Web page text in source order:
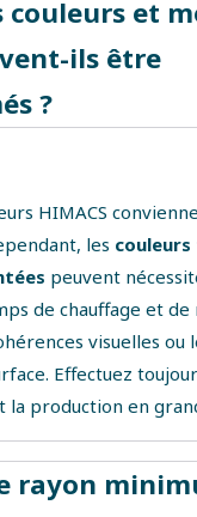
couleurs et
ils être
?
HIMACS
les couleurs
peuvent
de chauffage et
visuelles ou
Effectuez
la production en
rayon